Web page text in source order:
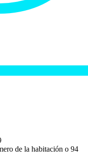
de la habitación o 94